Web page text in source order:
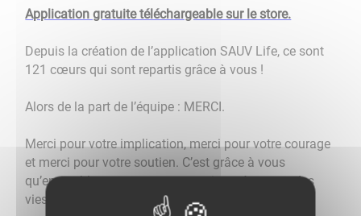
Application gratuite téléchargeable sur le store.
Depuis la création de l’application SAUV Life, ce sont
121 cœurs qui sont repartis grâce à vous !
Alors de la part de l’équipe : MERCI.
Merci pour votre implication, merci pour votre courage
et merci pour votre soutien. C’est grâce à vous
qu’ensemble, nous pouvons continuer à sauver des
vies.